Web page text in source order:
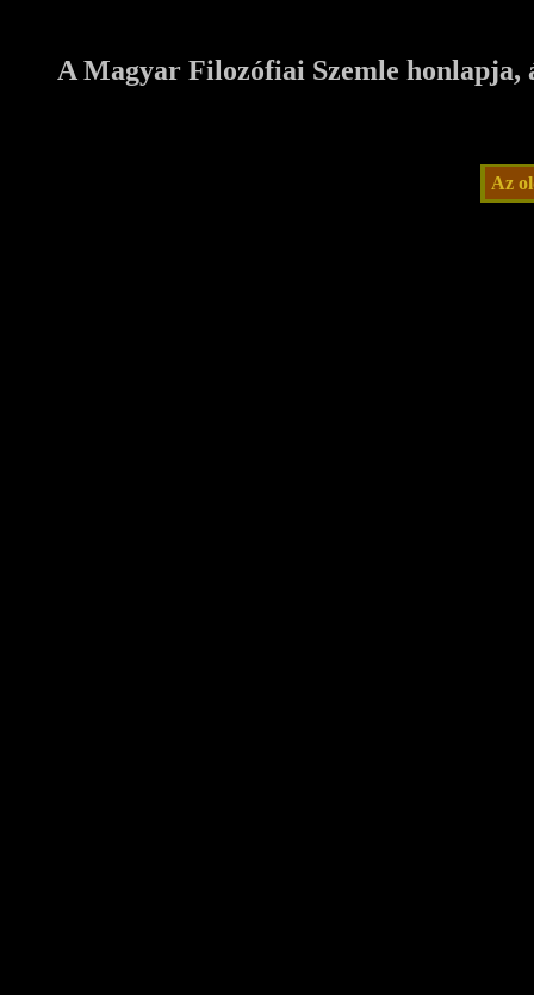
A Magyar Filozófiai Szemle
Az